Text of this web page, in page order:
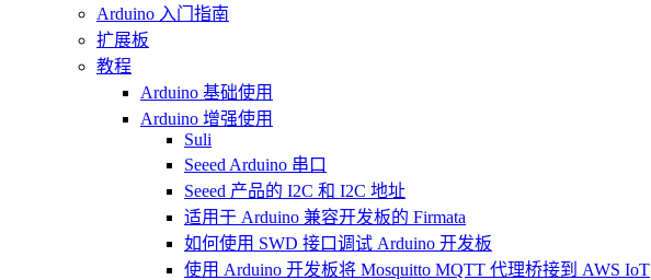
Arduino 入门指南
扩展板
教程
Arduino 基础使用
Arduino 增强使用
Suli
Seeed Arduino 串口
Seeed 产品的 I2C 和 I2C 地址
适用于 Arduino 兼容开发板的 Firmata
如何使用 SWD 接口调试 Arduino 开发板
使用 Arduino 开发板将 Mosquitto MQTT 代理桥接到 AWS IoT